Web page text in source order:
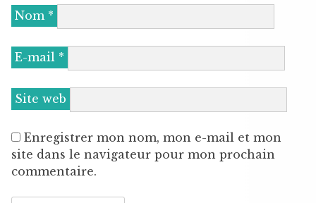
Nom *
E-mail *
Site web
Enregistrer mon nom, mon e-mail et mon
site dans le navigateur pour mon prochain
commentaire.